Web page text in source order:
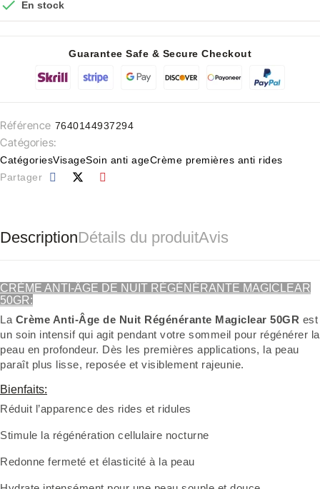
 En stock
Guarantee Safe & Secure Checkout
Référence 7640144937294
Catégories:
CatégoriesVisageSoin anti ageCrème premières anti rides
Partager
DescriptionDétails du produitAvis
CRÈME ANTI-ÂGE DE NUIT RÉGÉNÉRANTE MAGICLEAR
50GR:
La Crème Anti-Âge de Nuit Régénérante Magiclear 50GR est
un soin intensif qui agit pendant votre sommeil pour régénérer la
peau en profondeur. Dès les premières applications, la peau
paraît plus lisse, reposée et visiblement rajeunie.
Bienfaits:
Réduit l’apparence des rides et ridules
Stimule la régénération cellulaire nocturne
Redonne fermeté et élasticité à la peau